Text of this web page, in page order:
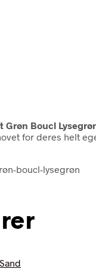
Grøn Boucl
for deres helt
boucl-lysegrøn